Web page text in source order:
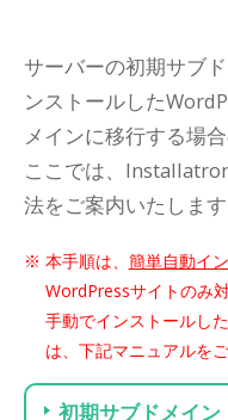
サーバーの初期サブ
ンストールした
メインに移行する場
ここでは、
法をご案内いたします
本手順は、 簡単自動イ
WordPressサイトのみ
手動でインストールし
は、下記マニュアルを
初期サブドメイ